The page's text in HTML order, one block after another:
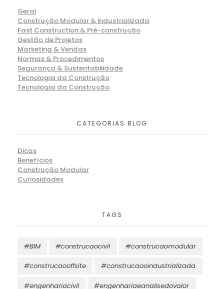
Geral
Construção Modular & Industrializada
Fast Construction & Pré-construção
Gestão de Projetos
Marketing & Vendas
Normas & Procedimentos
Segurança & Sustentabilidade
Tecnologia da Construção
Tecnologia da Construção
CATEGORIAS BLOG
Dicas
Benefícios
Construção Modular
Curiosidades
TAGS
#BIM #construcaocivil #construcaomodular
#construcaooffsite #construcaooindustrializada
#engenhariacivil #engenhariaeanalisedovalor